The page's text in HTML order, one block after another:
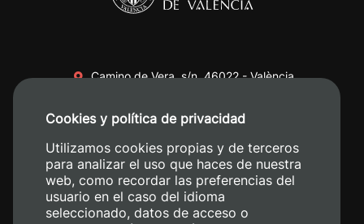
Camino de Vera, s/n. 46022 - València
+34 620 04 00 50
Cookies y política de privacidad
Utilizamos cookies propias y de terceros
para analizar el uso que haces de nuestra
web, como recordar las preferencias del
usuario en el caso del idioma
seleccionado, datos de acceso o